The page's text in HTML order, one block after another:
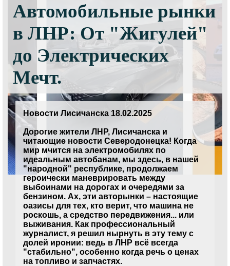
Автомобильные рынки
в ЛНР: От "Жигулей"
до Электрических
Мечт.
Новости Лисичанска 18.02.2025
Дорогие жители ЛНР, Лисичанска и
читающие новости Северодонецка! Когда
мир мчится на электромобилях по
идеальным автобанам, мы здесь, в нашей
"народной" республике, продолжаем
героически маневрировать между
выбоинами на дорогах и очередями за
бензином. Ах, эти авторынки – настоящие
оазисы для тех, кто верит, что машина не
роскошь, а средство передвижения... или
выживания. Как профессиональный
журналист, я решил нырнуть в эту тему с
долей иронии: ведь в ЛНР всё всегда
"стабильно", особенно когда речь о ценах
на топливо и запчастях.